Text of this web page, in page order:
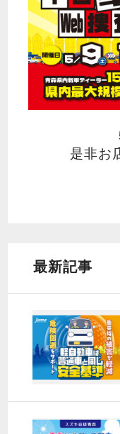
是非お
最新記事